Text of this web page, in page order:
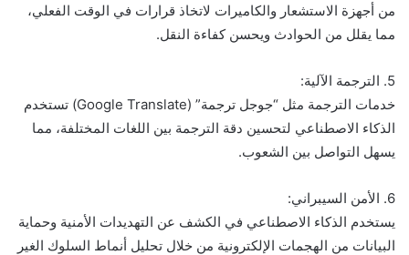
من أجهزة الاستشعار والكاميرات لاتخاذ قرارات في الوقت الفعلي،
مما يقلل من الحوادث ويحسن كفاءة النقل.
5. الترجمة الآلية:
خدمات الترجمة مثل “جوجل ترجمة” (Google Translate) تستخدم
الذكاء الاصطناعي لتحسين دقة الترجمة بين اللغات المختلفة، مما
يسهل التواصل بين الشعوب.
6. الأمن السيبراني:
يستخدم الذكاء الاصطناعي في الكشف عن التهديدات الأمنية وحماية
البيانات من الهجمات الإلكترونية من خلال تحليل أنماط السلوك الغير